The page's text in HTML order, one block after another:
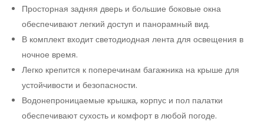
Просторная задняя дверь и большие боковые окна
обеспечивают легкий доступ и панорамный вид.
В комплект входит светодиодная лента для освещения в
ночное время.
Легко крепится к поперечинам багажника на крыше для
устойчивости и безопасности.
Водонепроницаемые крышка, корпус и пол палатки
обеспечивают сухость и комфорт в любой погоде.